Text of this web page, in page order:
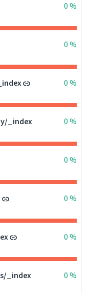
0 %
0 %
0 %
_index 0 %
0 %
0 %
0 %
_index 0 %